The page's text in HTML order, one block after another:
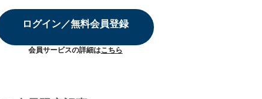
ログイン／無料会員登録
会員サービスの詳細はこちら